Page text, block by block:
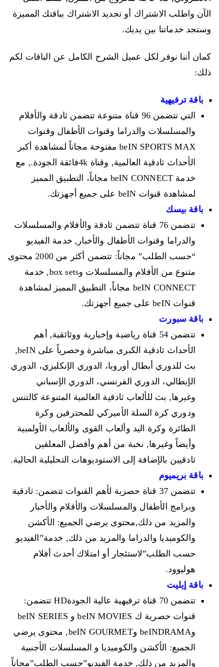
الآن واطلب الاشتراك أو تجديد الاشتراك بباقتك المميزة
وستجد خدماتنا بين يديك.
كمان أننا نوفر لكل عميل الشرح الكامل عن الباقات لكم
ذلك:
باقة ترفيهية
التي تتضمن 96 قناة متنوعة تتضمن ثادقة والأفلام
والمسلسلات والدراما وقنوات الأطفال وقنوات
beIN SPORTS MAX مفتوحة مجاناً لمشاهدة أكبر
الأحداث ثادقية العالمية, وقناة 4kفائقة الجودة., مع
خدمة beIN CONNECT مجاناً، التطبيق المميز
لمشاهدة قنوات beIN على جميع أجهزتك.
باقة بيسك
تتضمن 76 قناة تتضمن ثادقة والأفلام والمسلسلات
والدراما وقنوات الأطفال والأخبار, خدمة الفيديو
“حسب الطلب” مجاناً: تتضمن أكثر من 2000 محتوى
متنوع من الأفلام والمسلسلات وbox sets, خدمة
beIN CONNECT مجاناً، التطبيق المميز لمشاهدة
قنوات beIN على جميع أجهزتك.
باقة سبورت
تتضمن 54 قناة رياضية وإخبارية ووثائقية, أهم
الأحداث ثادقية الكبرى مباشرة وحصرياً على beIN,
بث للدوري أبطال أوروبا، الدوري الإنكليزي، الدوري
الإيطالي، الدوري الفرنسي، الدوري الإسباني
وغيرها, بث للألعاب ثادقية العالمية المتنوعة كالتنس
ودوري كرة السلة الأميركي للمحترفين وكرة
الطائرة وكرة اليد وألعاب القوى والألعاب الأولمبية
وأيضاً وغيرها, نخبة من أهم وأفضل المعلقين
ثادقيين بالإضافة إلى الاستوديوهات التحليلية الحالية.
باقة بريميوم
تتضمن 37 قناة حصرية لأهم القنوات تتضمن: ثادقية
وبرامج الأطفال والمسلسلات والأفلام والأخبار
والمزيد من ذلك,محتوى يرضي الجميع: الأكشن
والكوميديا والدراما والمزيد من ذلك, خدمة”الفيديو
حسب الطلب”لاستئجار أو امتلاك أحدث أفلام
هوليوود.
باقة إيليت
تتضمن 70 قناة ترفيهية عالية الجودةHD تتضمن:
قنوات حصرية ك beIN MOVIES و beIN SERIES
وbeINDRAMA وbeIN GOURMET, محتوى يرضي
الجميع: الأكشن والكوميديا و المسلسلات الأجنبية
والمزيد من ذلك, خدمة الفيديو”حسب الطلب”مجاناً